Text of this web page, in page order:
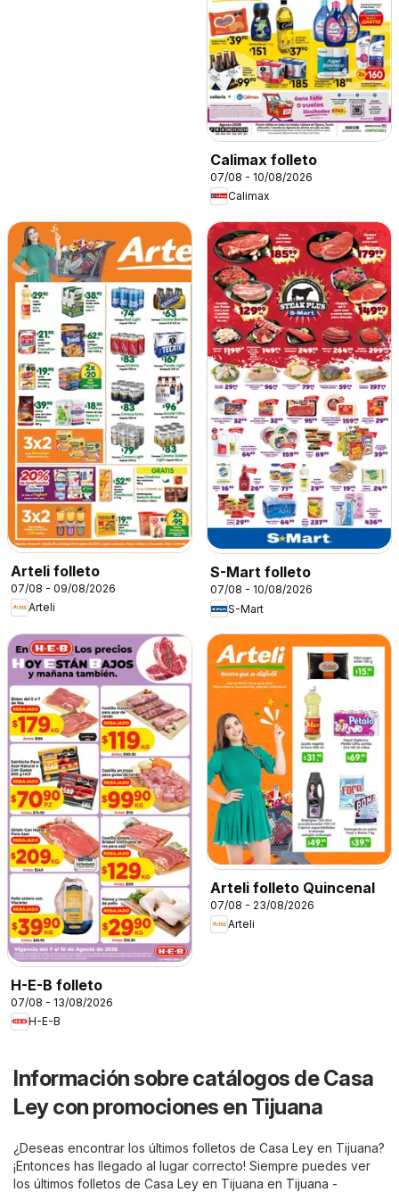
Calimax folleto
07/08 - 10/08/2026
Calimax
Arteli folleto
07/08 - 09/08/2026
Arteli
S-Mart folleto
07/08 - 10/08/2026
S-Mart
H-E-B folleto
07/08 - 13/08/2026
H-E-B
Arteli folleto Quincenal
07/08 - 23/08/2026
Arteli
Información sobre catálogos de Casa
Ley con promociones en Tijuana
¿Deseas encontrar los últimos folletos de Casa Ley en Tijuana?
¡Entonces has llegado al lugar correcto! Siempre puedes ver
los últimos folletos de Casa Ley en Tijuana en Tijuana -